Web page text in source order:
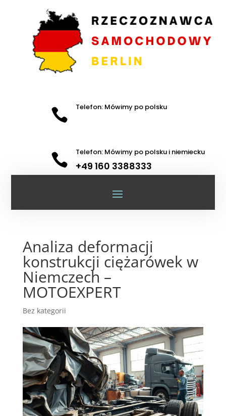
 Telefon: Mówimy po polsku
 Telefon: Mówimy po polsku i niemiecku
+49 160 3388333
Analiza deformacji
konstrukcji ciężarówek w
Niemczech –
MOTOEXPERT
Bez kategorii